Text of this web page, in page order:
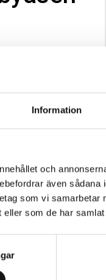
Information
och
även sådana
som vi
som de har